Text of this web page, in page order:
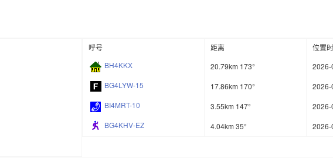
呼号 距离
位置
BH4KKX
20.79km 173°
2026-
BG4LYW-15
17.86km 170°
2026-
BI4MRT-10
3.55km 147°
2026-
BG4KHV-EZ
4.04km 35° 2026-